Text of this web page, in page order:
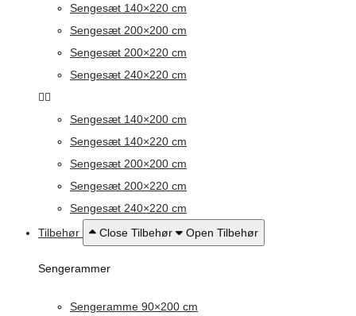
Sengesæt 140×220 cm
Sengesæt 200×200 cm
Sengesæt 200×220 cm
Sengesæt 240×220 cm
Sengesæt 140×200 cm
Sengesæt 140×220 cm
Sengesæt 200×200 cm
Sengesæt 200×220 cm
Sengesæt 240×220 cm
Tilbehør
Close Tilbehør Open Tilbehør
Sengerammer
Sengeramme 90×200 cm